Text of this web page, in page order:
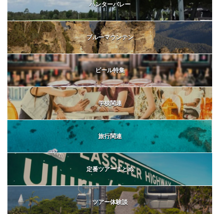
ハンターバレー
ブルーマウンテン
ビール特集
学校関連
旅行関連
定番ツアーまとめ
ツアー体験談